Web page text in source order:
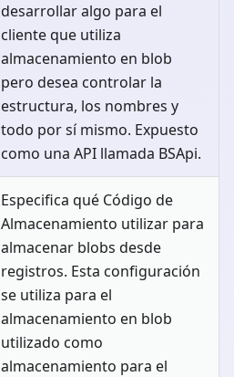
desarrollar algo para el
cliente que utiliza
almacenamiento en blob
pero desea controlar la
estructura, los nombres y
todo por sí mismo. Expuesto
como una API llamada BSApi.
Especifica qué Código de
Almacenamiento utilizar para
almacenar blobs desde
registros. Esta configuración
se utiliza para el
almacenamiento en blob
utilizado como
almacenamiento para el